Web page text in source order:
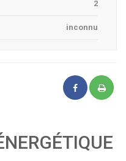
2
inconnu